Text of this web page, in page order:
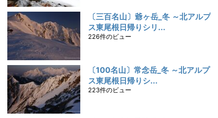
〔三百名山〕爺ヶ岳_冬 ～北アルプ
ス東尾根日帰りシリ...
226件のビュー
〔100名山〕常念岳_冬 ～北アルプ
ス東尾根日帰りシ...
223件のビュー